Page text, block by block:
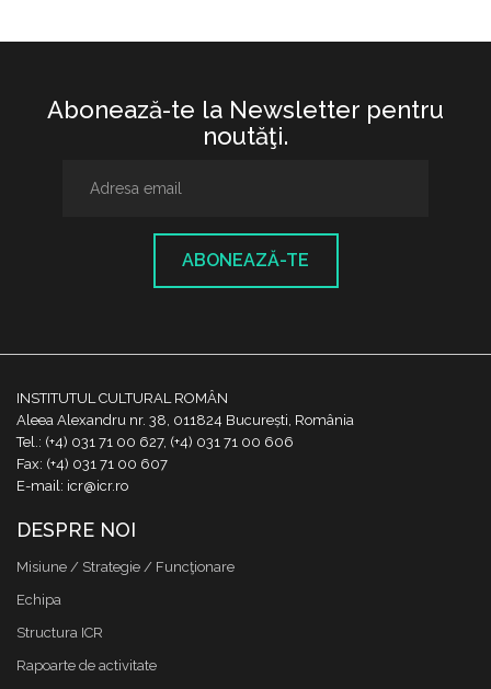
Abonează-te la Newsletter pentru
noutăţi.
ABONEAZĂ-TE
INSTITUTUL CULTURAL ROMÂN
Aleea Alexandru nr. 38, 011824 București, România
Tel.: (+4) 031 71 00 627, (+4) 031 71 00 606
Fax: (+4) 031 71 00 607
E-mail: icr@icr.ro
DESPRE NOI
Misiune / Strategie / Funcţionare
Echipa
Structura ICR
Rapoarte de activitate